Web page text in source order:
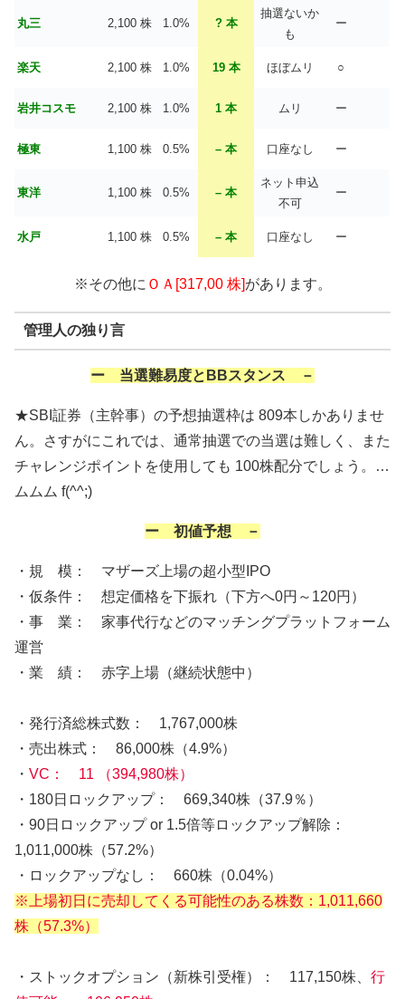
丸三 2,100 株 1.0% ? 本
抽選ないか
も
ー
楽天 2,100 株 1.0% 19 本 ほぼムリ ○
岩井コスモ 2,100 株 1.0% 1 本 ムリ ー
極東 1,100 株 0.5% – 本 口座なし ー
東洋 1,100 株 0.5% – 本
ネット申込
不可
ー
水戸 1,100 株 0.5% – 本 口座なし ー
※その他に ＯＡ[317,00 株]があります。
管理人の独り言
ー 当選難易度とBBスタンス －
★SBI証券（主幹事）の予想抽選枠は 809本しかありませ
ん。さすがにこれでは、通常抽選での当選は難しく、また
チャレンジポイントを使用しても 100株配分でしょう。…
ムムム f(^^;)
ー 初値予想 －
・規 模： マザーズ上場の超小型IPO
・仮条件： 想定価格を下振れ（下方へ0円～120円）
・事 業： 家事代行などのマッチングプラットフォーム
運営
・業 績： 赤字上場（継続状態中）
・発行済総株式数： 1,767,000株
・売出株式： 86,000株（4.9%）
・ VC： 11 （394,980株）
・180日ロックアップ： 669,340株（37.9％）
・90日ロックアップ or 1.5倍等ロックアップ解除：
1,011,000株（57.2%）
・ロックアップなし： 660株（0.04%）
※上場初日に売却してくる可能性のある株数：1,011,660
株（57.3%）
・ストックオプション（新株引受権）： 117,150株、 行